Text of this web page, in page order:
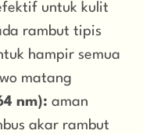
untuk kulit
rambut tipis
hampir semua
matang
nm): aman
akar rambut